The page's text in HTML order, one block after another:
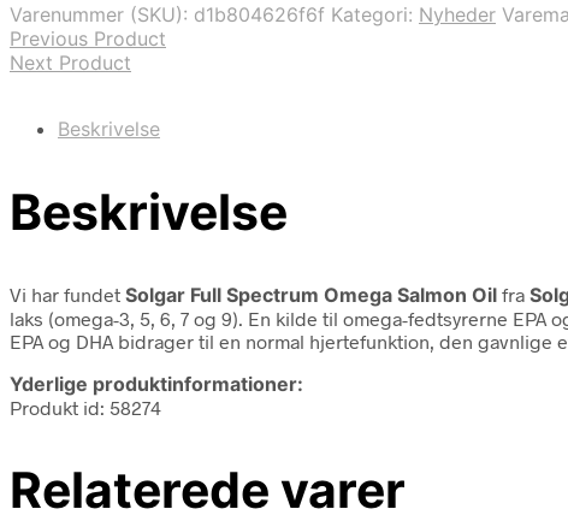
Varenummer (SKU): d1b804626f6f Kategori: Nyheder
Previous Product
Next Product
Beskrivelse
Beskrivelse
Vi har fundet Solgar Full Spectrum Omega Salmon Oil fra
laks (omega-3, 5, 6, 7 og 9). En kilde til omega-fedtsyrerne EPA
EPA og DHA bidrager til en normal hjertefunktion, den gavnlige
Yderlige produktinformationer:
Produkt id: 58274
Relaterede varer